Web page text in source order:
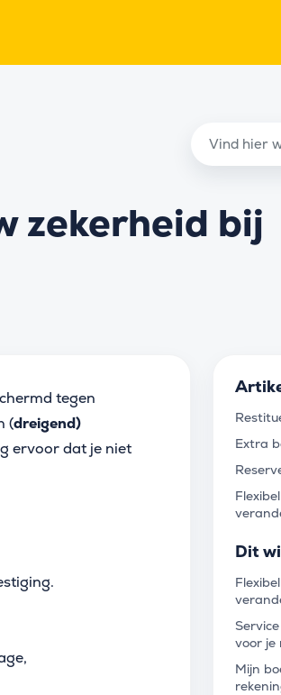
zekerheid bij
tegen
(dreigend)
ervoor dat je niet
Extra
Dit
voor je
Mijn